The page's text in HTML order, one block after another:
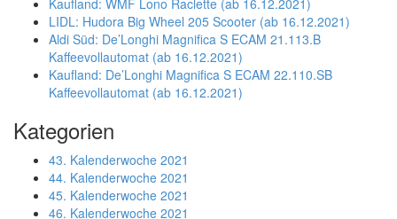
Kaufland: WMF Lono Raclette (ab 16.12.2021)
LIDL: Hudora Big Wheel 205 Scooter (ab 16.12.2021)
Aldi Süd: De’Longhi Magnifica S ECAM 21.113.B
Kaffeevollautomat (ab 16.12.2021)
Kaufland: De’Longhi Magnifica S ECAM 22.110.SB
Kaffeevollautomat (ab 16.12.2021)
Kategorien
43. Kalenderwoche 2021
44. Kalenderwoche 2021
45. Kalenderwoche 2021
46. Kalenderwoche 2021